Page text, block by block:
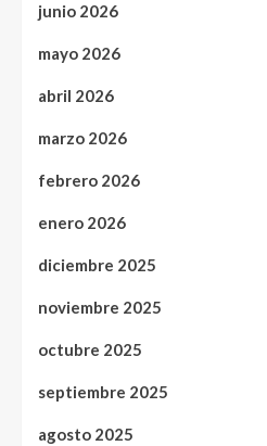
junio 2026
mayo 2026
abril 2026
marzo 2026
febrero 2026
enero 2026
diciembre 2025
noviembre 2025
octubre 2025
septiembre 2025
agosto 2025